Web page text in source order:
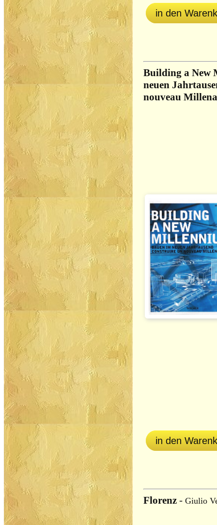
in den
Building a New
neuen
nouveau
in den
Florenz - Giulio